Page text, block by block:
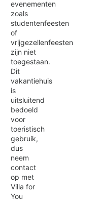
evenementen
zoals
studentenfeesten
of
vrijgezellenfeesten
zijn niet
toegestaan.
Dit
vakantiehuis
is
uitsluitend
bedoeld
voor
toeristisch
gebruik,
dus
neem
contact
op met
Villa for
You